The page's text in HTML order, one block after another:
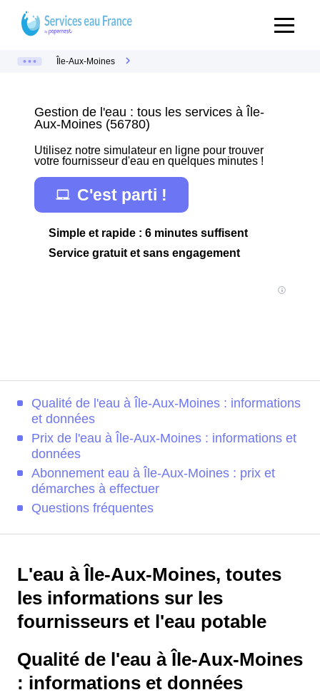
Île-Aux-Moines
Gestion de l'eau : tous les services à Île-
Aux-Moines (56780)
Utilisez notre simulateur en ligne pour trouver
votre fournisseur d'eau en quelques minutes !
C'est parti !
Simple et rapide : 6 minutes suffisent
Service gratuit et sans engagement
Qualité de l'eau à Île-Aux-Moines : informations
et données
Prix de l'eau à Île-Aux-Moines : informations et
données
Abonnement eau à Île-Aux-Moines : prix et
démarches à effectuer
Questions fréquentes
L'eau à Île-Aux-Moines, toutes
les informations sur les
fournisseurs et l'eau potable
Qualité de l'eau à Île-Aux-Moines
: informations et données